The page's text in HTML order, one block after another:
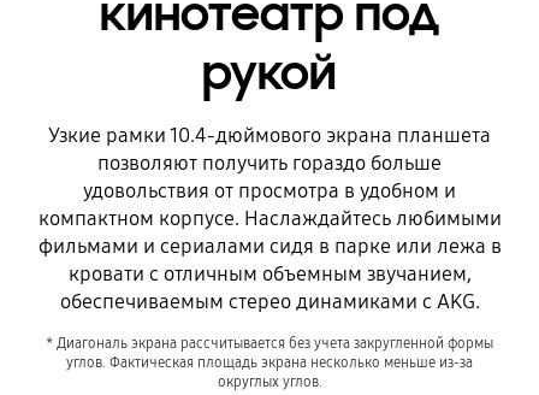
кинотеатр под
рукой
Узкие рамки 10.4-дюймового экрана планшета
позволяют получить гораздо больше
удовольствия от просмотра в удобном и
компактном корпусе. Наслаждайтесь любимыми
фильмами и сериалами сидя в парке или лежа в
кровати с отличным объемным звучанием,
обеспечиваемым стерео динамиками с AKG.
* Диагональ экрана рассчитывается без учета закругленной формы
углов. Фактическая площадь экрана несколько меньше из-за
округлых углов.